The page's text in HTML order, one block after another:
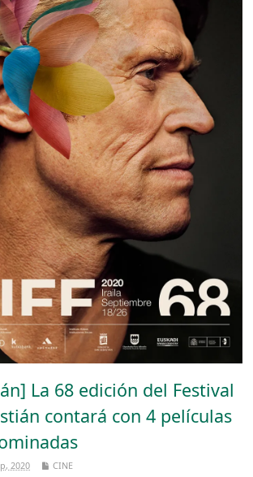
La 68 edición del Festival
contará con 4 películas
2020 CINE